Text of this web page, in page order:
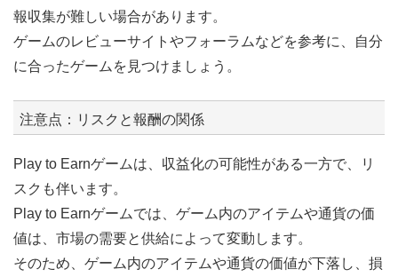
報収集が難しい場合があります。
ゲームのレビューサイトやフォーラムなどを参考に、自分
に合ったゲームを見つけましょう。
注意点：リスクと報酬の関係
Play to Earnゲームは、収益化の可能性がある一方で、リ
スクも伴います。
Play to Earnゲームでは、ゲーム内のアイテムや通貨の価
値は、市場の需要と供給によって変動します。
そのため、ゲーム内のアイテムや通貨の価値が下落し、損